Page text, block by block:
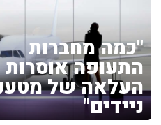
"כמה מחברות
התעופה אוסרות
העלאה של
ניידים"